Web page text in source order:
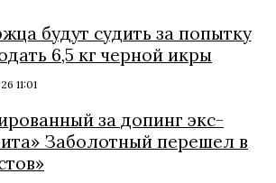
будут судить за попытку
6,5 кг черной икры
11:01
за допинг экс-
Заболотный перешел в